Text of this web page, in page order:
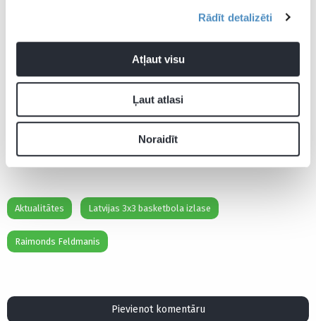
Rādīt detalizēti
Atļaut visu
Ļaut atlasi
Noraidīt
Aktualitātes Latvijas 3x3 basketbola izlase
Raimonds Feldmanis
Pievienot komentāru